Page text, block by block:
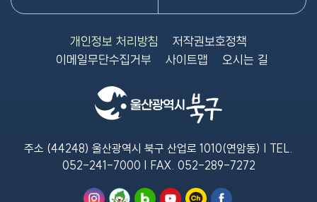
개인정보 처리방침
저작권보호정책
이메일무단수집거부
사이트맵 오시는 길
주소 (44248) 울산광역시 북구 산업로 1010(연암동) | TEL.
052-241-7000 | FAX. 052-289-7272